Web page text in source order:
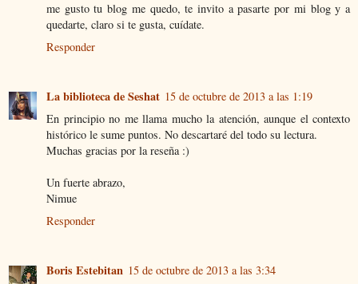
me gusto tu blog me quedo, te invito a pasarte por mi blog y a
quedarte, claro si te gusta, cuídate.
Responder
La biblioteca de Seshat 15 de octubre de 2013 a las 1:19
En principio no me llama mucho la atención, aunque el contexto
histórico le sume puntos. No descartaré del todo su lectura.
Muchas gracias por la reseña :)
Un fuerte abrazo,
Nimue
Responder
Boris Estebitan 15 de octubre de 2013 a las 3:34